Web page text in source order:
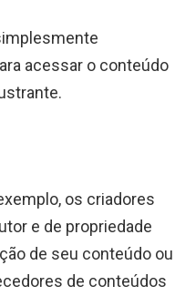
acessar o conteúdo
os criadores
e de propriedade
de seu conteúdo ou
de conteúdos